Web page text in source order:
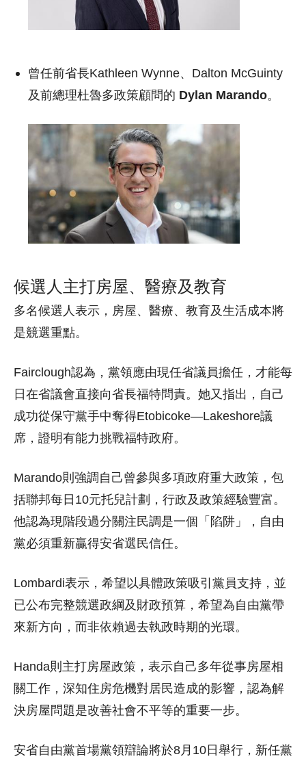
曾任前省長Kathleen Wynne、Dalton McGuinty
及前總理杜魯多政策顧問的 Dylan Marando。
候選人主打房屋、醫療及教育
多名候選人表示，房屋、醫療、教育及生活成本將
是競選重點。
Fairclough認為，黨領應由現任省議員擔任，才能每
日在省議會直接向省長福特問責。她又指出，自己
成功從保守黨手中奪得Etobicoke—Lakeshore議
席，證明有能力挑戰福特政府。
Marando則強調自己曾參與多項政府重大政策，包
括聯邦每日10元托兒計劃，行政及政策經驗豐富。
他認為現階段過分關注民調是一個「陷阱」，自由
黨必須重新贏得安省選民信任。
Lombardi表示，希望以具體政策吸引黨員支持，並
已公布完整競選政綱及財政預算，希望為自由黨帶
來新方向，而非依賴過去執政時期的光環。
Handa則主打房屋政策，表示自己多年從事房屋相
關工作，深知住房危機對居民造成的影響，認為解
決房屋問題是改善社會不平等的重要一步。
安省自由黨首場黨領辯論將於8月10日舉行，新任黨